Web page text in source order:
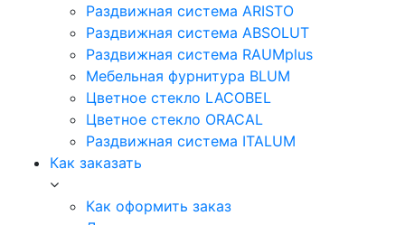
Раздвижная система ARISTO
Раздвижная система ABSOLUT
Раздвижная система RAUMplus
Мебельная фурнитура BLUM
Цветное стекло LACOBEL
Цветное стекло ORACAL
Раздвижная система ITALUM
Как заказать
Как оформить заказ